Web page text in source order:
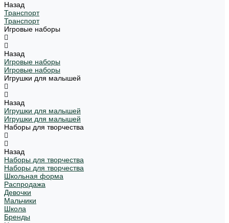
Назад
Транспорт
Транспорт
Игровые наборы
Назад
Игровые наборы
Игровые наборы
Игрушки для малышей
Назад
Игрушки для малышей
Игрушки для малышей
Наборы для творчества
Назад
Наборы для творчества
Наборы для творчества
Школьная форма
Распродажа
Девочки
Мальчики
Школа
Бренды